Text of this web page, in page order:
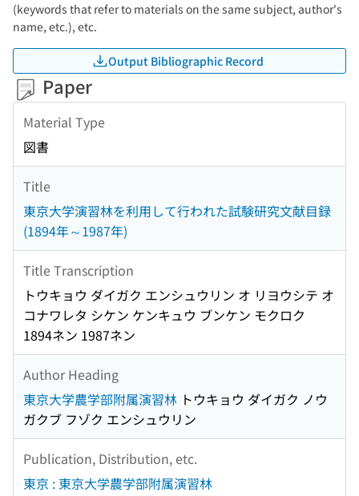
(keywords that refer to materials on the same subject, author's
name, etc.), etc.
Output Bibliographic Record
Paper
Material Type
図書
Title
東京大学演習林を利用して行われた試験研究文献目録
(1894年～1987年)
Title Transcription
トウキョウ ダイガク エンシュウリン オ リヨウシテ オ
コナワレタ シケン ケンキュウ ブンケン モクロク
1894ネン 1987ネン
Author Heading
東京大学農学部附属演習林 トウキョウ ダイガク ノウ
ガクブ フゾク エンシュウリン
Publication, Distribution, etc.
東京 : 東京大学農学部附属演習林